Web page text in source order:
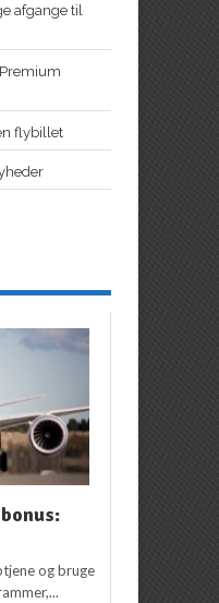
afgange til
flybillet
og bruge